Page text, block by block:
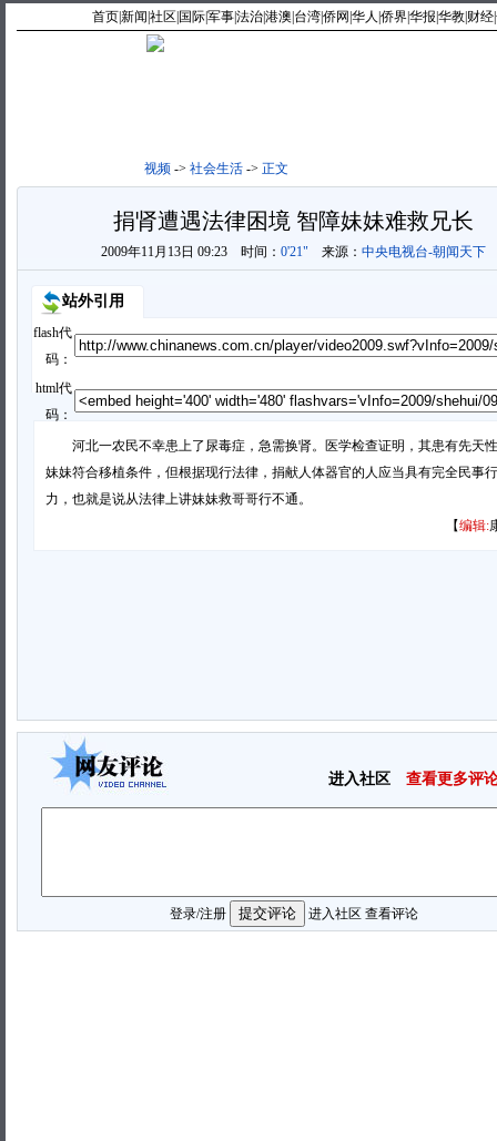
首页新闻 社区 国际军事法治港澳 台湾侨网 华人 侨界华报 华教 财经
视频 -> 社会生活 -> 正文
捐肾遭遇法律困境 智障妹妹难救兄长
2009年11月13日 09:23 时间： 0'21" 来源： 中央电视台-朝闻天下
站外引用
flash代
码：
html代
码：
河北一农民不幸患上了尿毒症，急需换肾。医学检查证明，其患有先天
妹妹符合移植条件，但根据现行法律，捐献人体器官的人应当具有完全民事
力，也就是说从法律上讲妹妹救哥哥行不通。
【编辑:
进入社区 查看更多评
登录/注册 进入社区 查看评论